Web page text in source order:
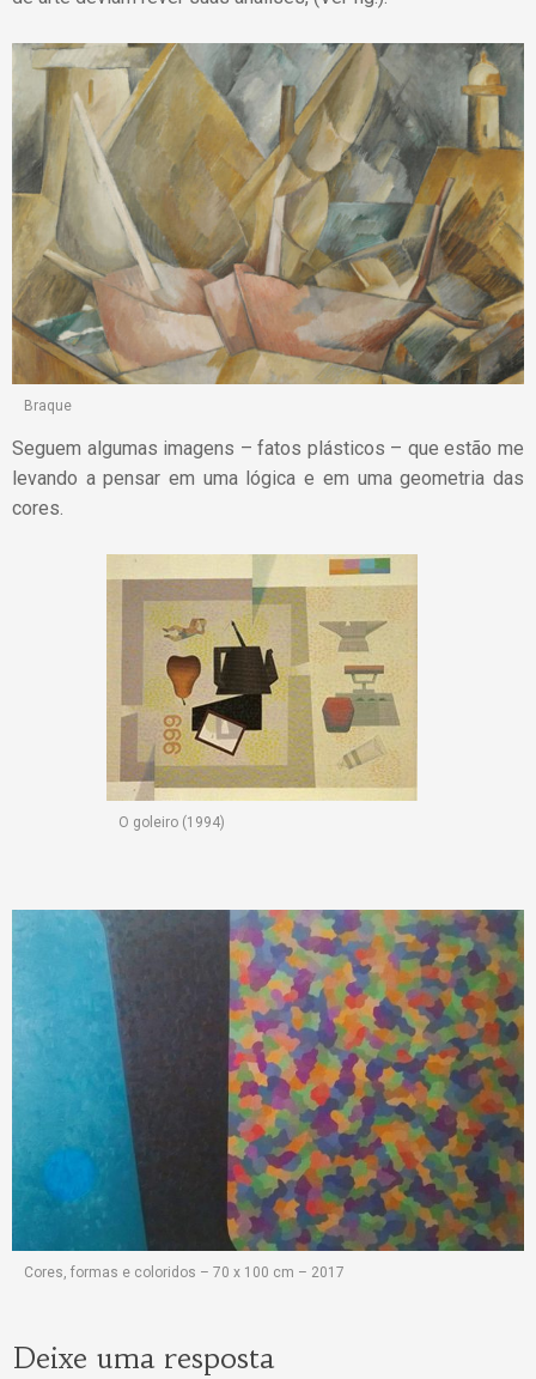
Braque
Seguem algumas imagens – fatos plásticos – que estão me
levando a pensar em uma lógica e em uma geometria das
cores.
O goleiro (1994)
Cores, formas e coloridos – 70 x 100 cm – 2017
Deixe uma resposta